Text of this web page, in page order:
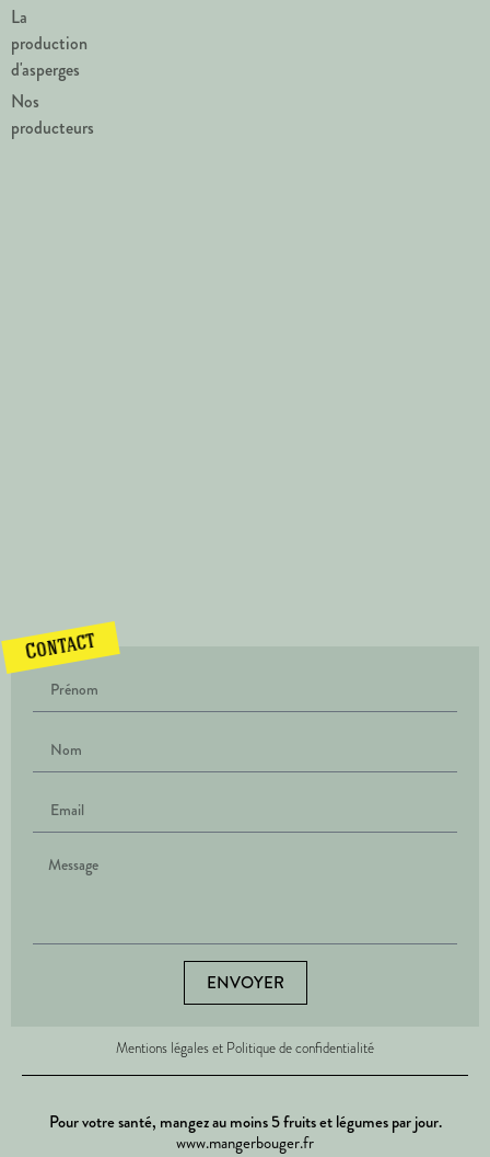
La
production
d'asperges
Nos
producteurs
Contact
ENVOYER
Mentions légales et Politique de confidentialité
Pour votre santé, mangez au moins 5 fruits et légumes par jour.
www.mangerbouger.fr